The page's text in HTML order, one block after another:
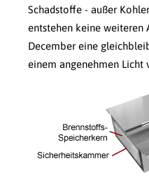
Schadstoffe - außer
entstehen keine weiteren
December eine
einem angenehmen Licht